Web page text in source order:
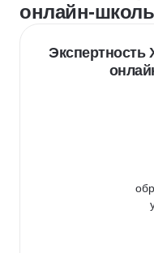
онлайн-
Экспертность